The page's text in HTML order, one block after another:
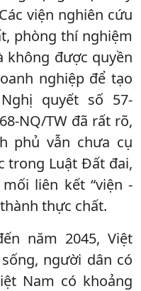
viện nghiên cứu
phòng thí nghiệm
không được quyền
nghiệp để tạo
quyết số 57-
NQ/TW đã rất rõ,
phủ vẫn chưa cụ
trong Luật Đất đai,
liên kết “viện -
thực chất.
năm 2045, Việt
người dân có
Nam có khoảng